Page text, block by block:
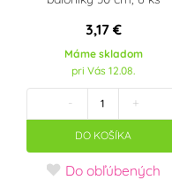
3,17 €
Máme skladom
pri Vás 12.08.
- +
DO KOŠÍKA
Do obľúbených